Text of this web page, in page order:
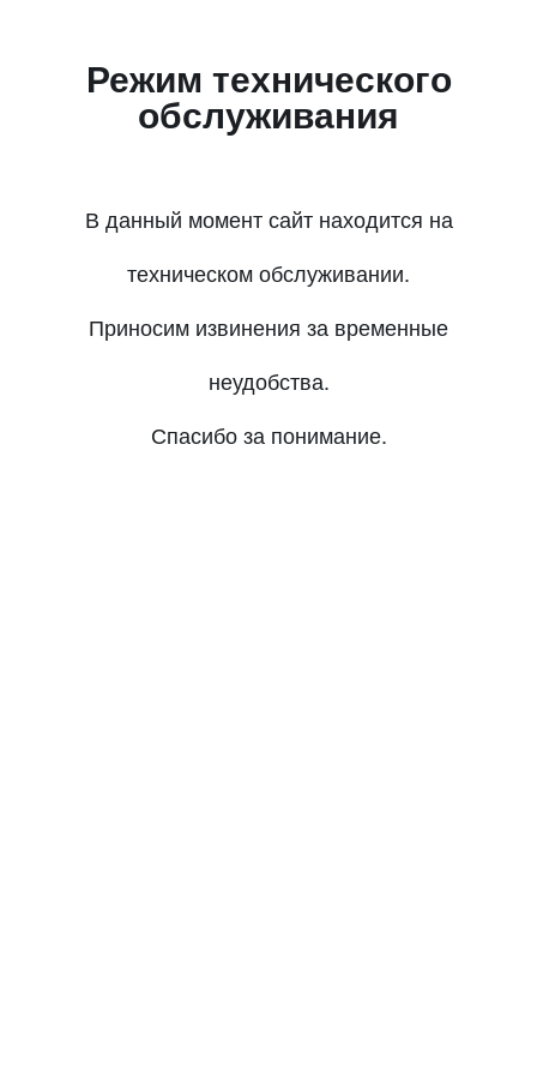
Режим технического
обслуживания
В данный момент сайт находится на
техническом обслуживании.
Приносим извинения за временные
неудобства.
Спасибо за понимание.